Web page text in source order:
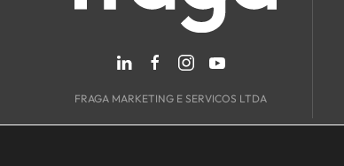
FRAGA MARKETING E SERVICOS LTDA